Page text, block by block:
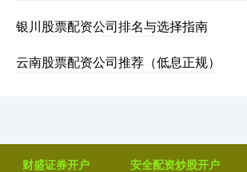
银川股票配资公司排名与选择指南
云南股票配资公司推荐（低息正规）
财盛证券开户 安全配资炒股开户